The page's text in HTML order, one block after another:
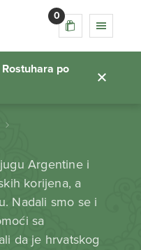
0
po
Argentine i
korijena, a
Nadali smo se i
sa
da je hrvatskog